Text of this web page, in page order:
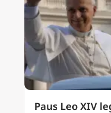
Paus Leo XIV